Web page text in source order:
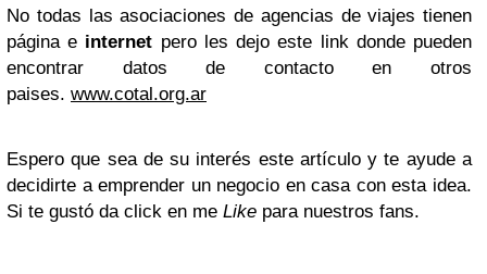
No todas las asociaciones de agencias de viajes tienen
página e internet pero les dejo este link donde pueden
encontrar datos de contacto en otros
paises. www.cotal.org.ar
Espero que sea de su interés este artículo y te ayude a
decidirte a emprender un negocio en casa con esta idea.
Si te gustó da click en me Like para nuestros fans.